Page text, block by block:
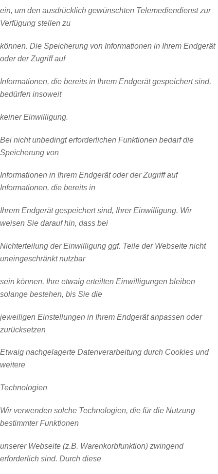
ein, um den ausdrücklich gewünschten Telemediendienst zur
Verfügung stellen zu
können. Die Speicherung von Informationen in Ihrem Endgerät
oder der Zugriff auf
Informationen, die bereits in Ihrem Endgerät gespeichert sind,
bedürfen insoweit
keiner Einwilligung.
Bei nicht unbedingt erforderlichen Funktionen bedarf die
Speicherung von
Informationen in Ihrem Endgerät oder der Zugriff auf
Informationen, die bereits in
Ihrem Endgerät gespeichert sind, Ihrer Einwilligung. Wir
weisen Sie darauf hin, dass bei
Nichterteilung der Einwilligung ggf. Teile der Webseite nicht
uneingeschränkt nutzbar
sein können. Ihre etwaig erteilten Einwilligungen bleiben
solange bestehen, bis Sie die
jeweiligen Einstellungen in Ihrem Endgerät anpassen oder
zurücksetzen
Etwaig nachgelagerte Datenverarbeitung durch Cookies und
weitere
Technologien
Wir verwenden solche Technologien, die für die Nutzung
bestimmter Funktionen
unserer Webseite (z.B. Warenkorbfunktion) zwingend
erforderlich sind. Durch diese